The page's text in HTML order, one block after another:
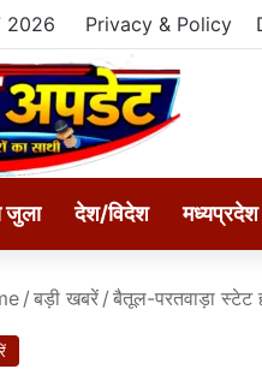
2026 Privacy & Policy
जुला देश/विदेश मध्यप्रदेश
/ बड़ी खबरें / बैतूल-परतवाड़ा स्टेट